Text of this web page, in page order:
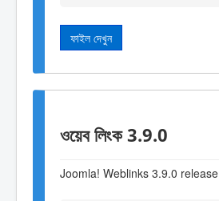
ফাইল দেখুন
ওয়েব লিংক 3.9.0
Joomla! Weblinks 3.9.0 release